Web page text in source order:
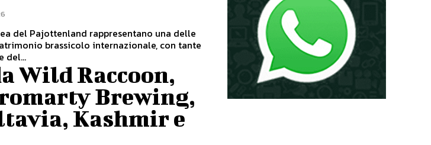
del Pajottenland rappresentano una delle
brassicolo internazionale, con tante
del...
Wild Raccoon,
Brewing,
Kashmir e